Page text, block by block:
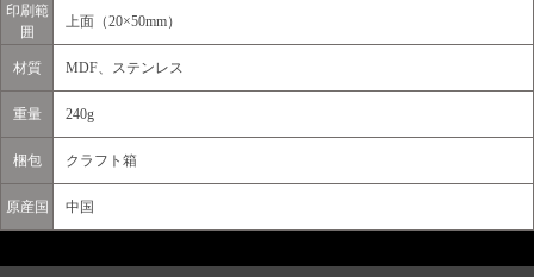
印刷範
囲
上面（20×50mm）
材質 MDF、ステンレス
重量 240g
梱包 クラフト箱
原産国 中国